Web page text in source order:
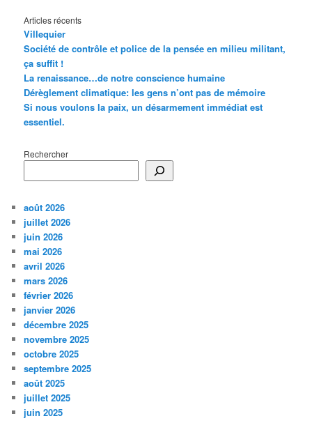
Articles récents
Villequier
Société de contrôle et police de la pensée en milieu militant,
ça suffit !
La renaissance…de notre conscience humaine
Dérèglement climatique: les gens n’ont pas de mémoire
Si nous voulons la paix, un désarmement immédiat est
essentiel.
Rechercher
août 2026
juillet 2026
juin 2026
mai 2026
avril 2026
mars 2026
février 2026
janvier 2026
décembre 2025
novembre 2025
octobre 2025
septembre 2025
août 2025
juillet 2025
juin 2025